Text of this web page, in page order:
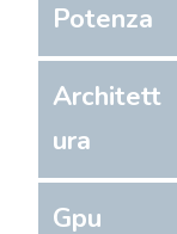
Potenza
Architett
ura
Gpu